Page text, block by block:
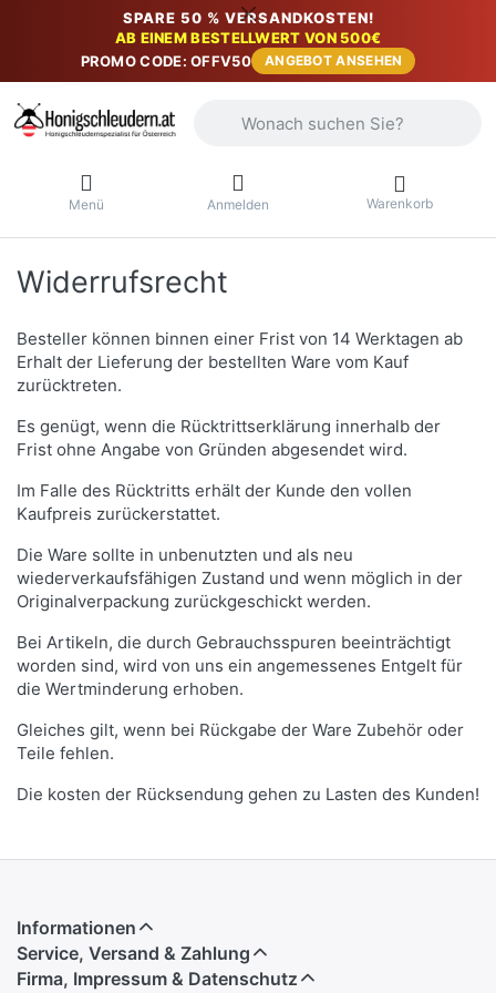
SPARE 50 % VERSANDKOSTEN!
AB EINEM BESTELLWERT VON 500€
PROMO CODE: OFFV50
ANGEBOT ANSEHEN
Menü Anmelden Warenkorb
Widerrufsrecht
Besteller können binnen einer Frist von 14 Werktagen ab
Erhalt der Lieferung der bestellten Ware vom Kauf
zurücktreten.
Es genügt, wenn die Rücktrittserklärung innerhalb der
Frist ohne Angabe von Gründen abgesendet wird.
Im Falle des Rücktritts erhält der Kunde den vollen
Kaufpreis zurückerstattet.
Die Ware sollte in unbenutzten und als neu
wiederverkaufsfähigen Zustand und wenn möglich in der
Originalverpackung zurückgeschickt werden.
Bei Artikeln, die durch Gebrauchsspuren beeinträchtigt
worden sind, wird von uns ein angemessenes Entgelt für
die Wertminderung erhoben.
Gleiches gilt, wenn bei Rückgabe der Ware Zubehör oder
Teile fehlen.
Die kosten der Rücksendung gehen zu Lasten des Kunden!
Informationen
Service, Versand & Zahlung
Firma, Impressum & Datenschutz